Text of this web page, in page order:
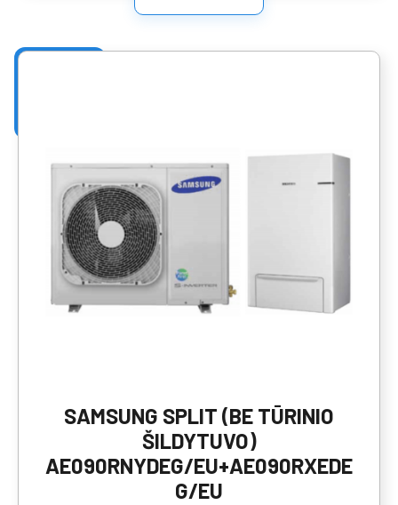
SAMSUNG SPLIT (BE TŪRINIO
ŠILDYTUVO)
AE090RNYDEG/EU+AE090RXEDE
G/EU